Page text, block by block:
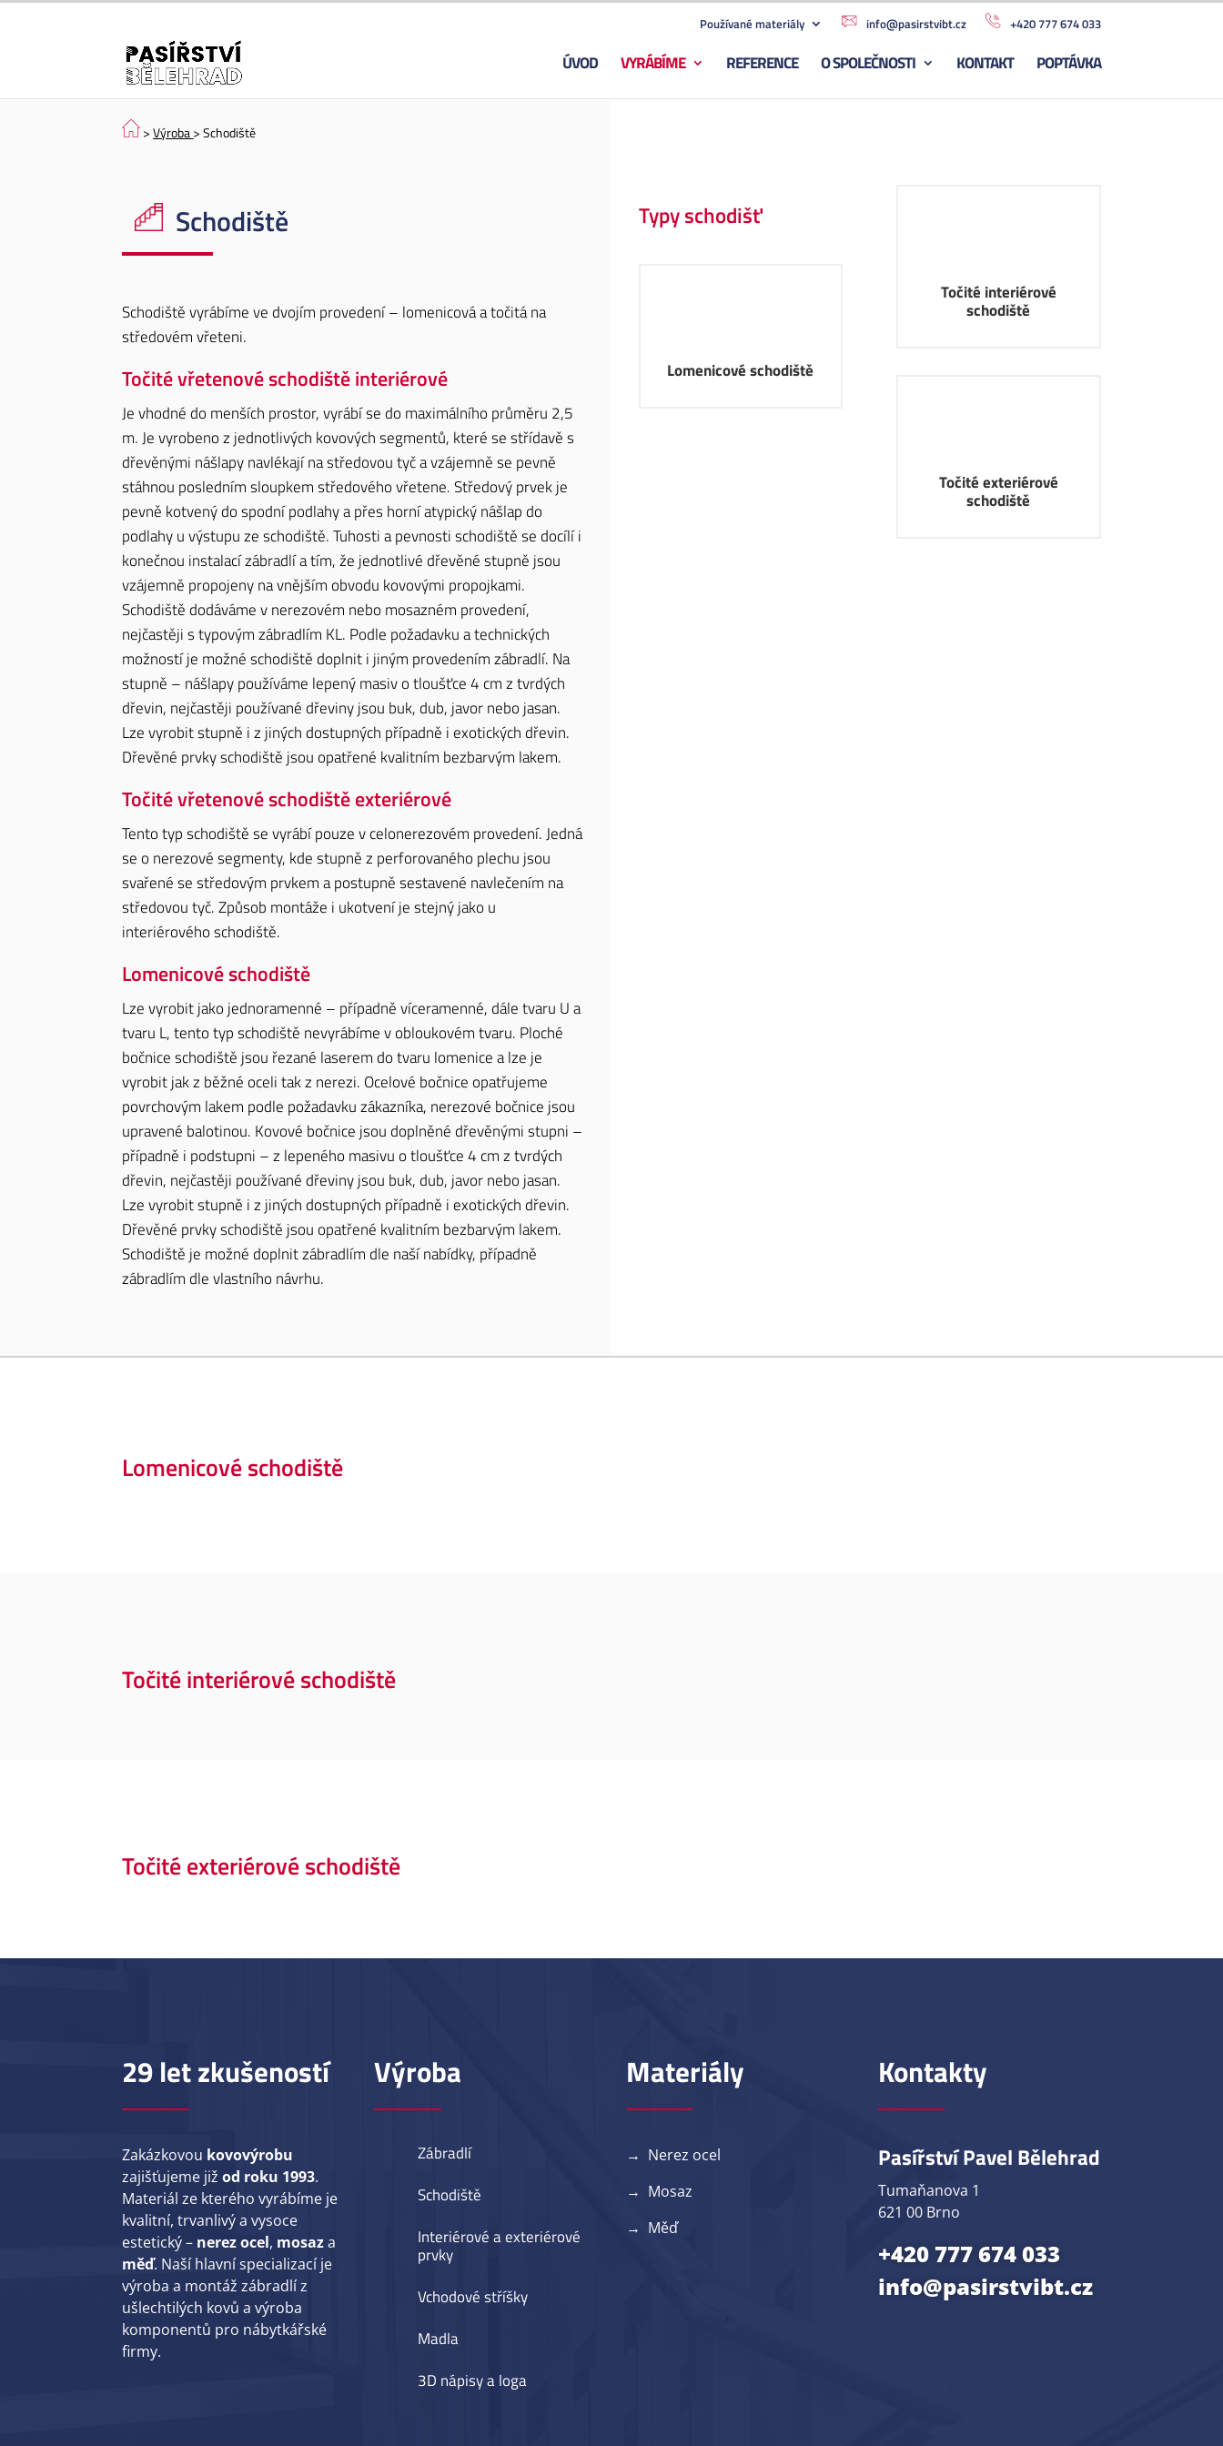
Používané materiály info@pasirstvibt.cz +420 777 674 033
ÚVOD VYRÁBÍME REFERENCE O SPOLEČNOSTI KONTAKT POPTÁVKA
>Výroba> Schodiště
Schodiště
Schodiště vyrábíme ve dvojím provedení – lomenicová a točitá na
středovém vřeteni.
Točité vřetenové schodiště interiérové
Je vhodné do menších prostor, vyrábí se do maximálního průměru 2,5
m. Je vyrobeno z jednotlivých kovových segmentů, které se střídavě s
dřevěnými nášlapy navlékají na středovou tyč a vzájemně se pevně
stáhnou posledním sloupkem středového vřetene. Středový prvek je
pevně kotvený do spodní podlahy a přes horní atypický nášlap do
podlahy u výstupu ze schodiště. Tuhosti a pevnosti schodiště se docílí i
konečnou instalací zábradlí a tím, že jednotlivé dřevěné stupně jsou
vzájemně propojeny na vnějším obvodu kovovými propojkami.
Schodiště dodáváme v nerezovém nebo mosazném provedení,
nejčastěji s typovým zábradlím KL. Podle požadavku a technických
možností je možné schodiště doplnit i jiným provedením zábradlí. Na
stupně – nášlapy používáme lepený masiv o tloušťce 4 cm z tvrdých
dřevin, nejčastěji používané dřeviny jsou buk, dub, javor nebo jasan.
Lze vyrobit stupně i z jiných dostupných případně i exotických dřevin.
Dřevěné prvky schodiště jsou opatřené kvalitním bezbarvým lakem.
Točité vřetenové schodiště exteriérové
Tento typ schodiště se vyrábí pouze v celonerezovém provedení. Jedná
se o nerezové segmenty, kde stupně z perforovaného plechu jsou
svařené se středovým prvkem a postupně sestavené navlečením na
středovou tyč. Způsob montáže i ukotvení je stejný jako u
interiérového schodiště.
Lomenicové schodiště
Lze vyrobit jako jednoramenné – případně víceramenné, dále tvaru U a
tvaru L, tento typ schodiště nevyrábíme v obloukovém tvaru. Ploché
bočnice schodiště jsou řezané laserem do tvaru lomenice a lze je
vyrobit jak z běžné oceli tak z nerezi. Ocelové bočnice opatřujeme
povrchovým lakem podle požadavku zákazníka, nerezové bočnice jsou
upravené balotinou. Kovové bočnice jsou doplněné dřevěnými stupni –
případně i podstupni – z lepeného masivu o tloušťce 4 cm z tvrdých
dřevin, nejčastěji používané dřeviny jsou buk, dub, javor nebo jasan.
Lze vyrobit stupně i z jiných dostupných případně i exotických dřevin.
Dřevěné prvky schodiště jsou opatřené kvalitním bezbarvým lakem.
Schodiště je možné doplnit zábradlím dle naší nabídky, případně
zábradlím dle vlastního návrhu.
Typy schodišť
Lomenicové schodiště
Točité interiérové
schodiště
Točité exteriérové
schodiště
Lomenicové schodiště
Točité interiérové schodiště
Točité exteriérové schodiště
29 let zkušeností
Zakázkovou kovovýrobu
zajišťujeme jižod roku 1993.
Materiál ze kterého vyrábíme je
kvalitní, trvanlivý a vysoce
estetický – nerez ocel, mosaza
měď. Naší hlavní specializací je
výroba a montáž zábradlí z
ušlechtilých kovů a výroba
komponentů pro nábytkářské
firmy.
Výroba
Zábradlí
Schodiště
Interiérové a exteriérové
prvky
Vchodové stříšky
Madla
3D nápisy a loga
Materiály
→ Nerez ocel
→ Mosaz
→ Měď
Kontakty
Pasířství Pavel Bělehrad
Tumaňanova 1
621 00 Brno
+420 777 674 033
info@pasirstvibt.cz